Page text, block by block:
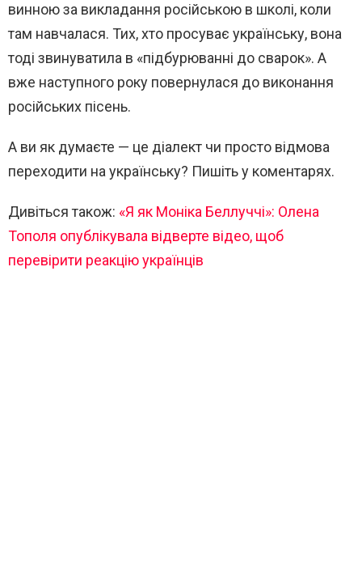
винною за викладання російською в школі, коли
там навчалася. Тих, хто просуває українську, вона
тоді звинуватила в «підбурюванні до сварок». А
вже наступного року повернулася до виконання
російських пісень.
А ви як думаєте — це діалект чи просто відмова
переходити на українську? Пишіть у коментарях.
Дивіться також: «Я як Моніка Беллуччі»: Олена
Тополя опублікувала відверте відео, щоб
перевірити реакцію українців